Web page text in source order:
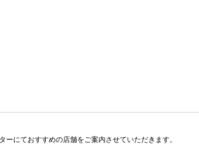
にておすすめの店舗をご案内させていただきます。